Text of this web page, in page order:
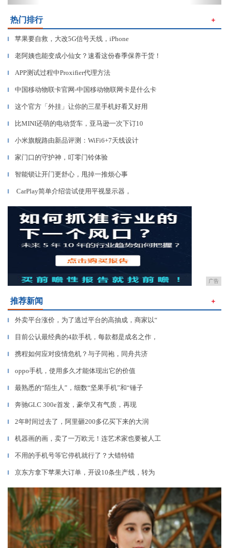
热门排行 ＋
▎ 苹果要自救，大改5G信号天线，iPhone
▎ 老阿姨也能变成小仙女？速看这份春季保养干货！
▎ APP测试过程中Proxifier代理方法
▎ 中国移动物联卡官网-中国移动物联网卡是什么卡
▎ 这个官方「外挂」让你的三星手机好看又好用
▎ 比MINI还萌的电动货车，亚马逊一次下订10
▎ 小米旗舰路由新品评测：WiFi6+7天线设计
▎ 家门口的守护神，叮零门铃体验
▎ 智能锁让开门更舒心，甩掉一推烦心事
▎ CarPlay简单介绍尝试使用平视显示器，
广告
推荐新闻 ＋
▎ 外卖平台涨价，为了逃过平台的高抽成，商家以“
▎ 目前公认最经典的4款手机，每款都是成名之作，
▎ 携程如何应对疫情危机？与子同袍，同舟共济
▎ oppo手机，使用多久才能体现出它的价值
▎ 最熟悉的“陌生人”，细数“坚果手机”和“锤子
▎ 奔驰GLC 300e首发，豪华又有气质，再现
▎ 2年时间过去了，阿里砸200多亿买下来的大润
▎ 机器画的画，卖了一万欧元！连艺术家也要被人工
▎ 不用的手机号等它停机就行了？大错特错
▎ 京东方拿下苹果大订单，开设10条生产线，转为